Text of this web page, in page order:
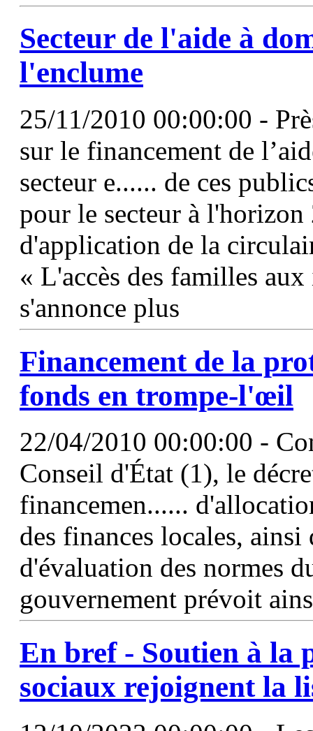
Secteur de l'aide à
l'enclume
25/11/2010 00:00:00 -
sur le financement de
secteur e...... de ces
pour le secteur à
d'application de la
« L'accès des familles
s'annonce plus
Financement de la
fonds en trompe-l'œil
22/04/2010 00:00:00 -
Conseil d'État (1), le
financemen......
des finances locales,
d'évaluation des normes
gouvernement prévoit
En bref - Soutien à la
sociaux rejoignent la